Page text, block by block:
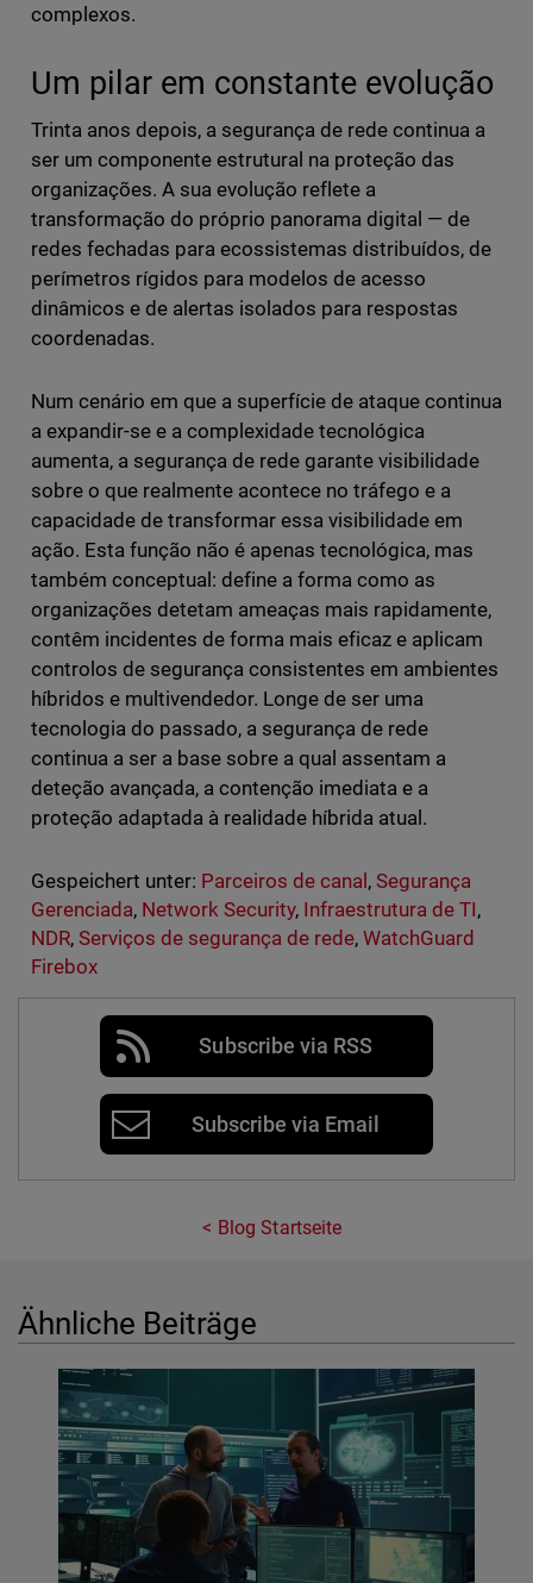
complexos.
Um pilar em constante evolução
Trinta anos depois, a segurança de rede continua a
ser um componente estrutural na proteção das
organizações. A sua evolução reflete a
transformação do próprio panorama digital — de
redes fechadas para ecossistemas distribuídos, de
perímetros rígidos para modelos de acesso
dinâmicos e de alertas isolados para respostas
coordenadas.
Num cenário em que a superfície de ataque continua
a expandir-se e a complexidade tecnológica
aumenta, a segurança de rede garante visibilidade
sobre o que realmente acontece no tráfego e a
capacidade de transformar essa visibilidade em
ação. Esta função não é apenas tecnológica, mas
também conceptual: define a forma como as
organizações detetam ameaças mais rapidamente,
contêm incidentes de forma mais eficaz e aplicam
controlos de segurança consistentes em ambientes
híbridos e multivendedor. Longe de ser uma
tecnologia do passado, a segurança de rede
continua a ser a base sobre a qual assentam a
deteção avançada, a contenção imediata e a
proteção adaptada à realidade híbrida atual.
Gespeichert unter: Parceiros de canal ,Segurança
Gerenciada, Network Security, Infraestrutura de TI,
NDR, Serviços de segurança de rede,WatchGuard
Firebox
Subscribe via RSS
Subscribe via Email
Blog Startseite
Ähnliche Beiträge